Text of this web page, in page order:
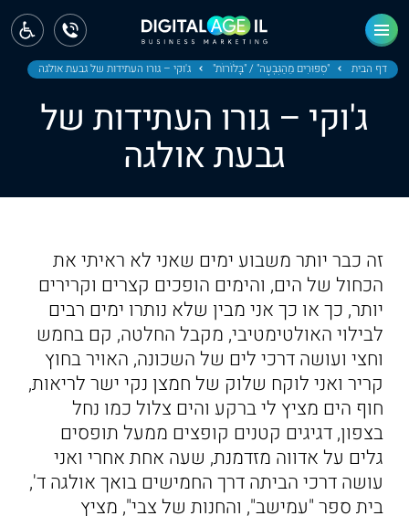
דף הבית "סִפּוּרִים מֵהַגִּבְעָה" / "בָּלֹוֹרוֹת" ג'וקי – גורו העתידות של גבעת אולגה
ג'וקי – גורו העתידות של
גבעת אולגה
זה כבר יותר משבוע ימים שאני לא ראיתי את
הכחול של הים, והימים הופכים קצרים וקרירים
יותר, כך או כך אני מבין שלא נותרו ימים רבים
לבילוי האולטימטיבי, מקבל החלטה, קם בחמש
וחצי ועושה דרכי לים של השכונה, האויר בחוץ
קריר ואני לוקח שלוק של חמצן נקי ישר לריאות,
חוף הים מציץ לי ברקע והים צלול כמו נחל
בצפון, דגיגים קטנים קופצים ממעל תופסים
גלים על אדווה מזדמנת, שעה אחת אחרי ואני
עושה דרכי הביתה דרך החמישים בואך אולגה ד',
בית ספר "עמישב", והחנות של צבי", מציץ
ראשי
חדשות
מחוז צפון
מחוז חיפה
מחוז מרכז
ירושלים
תל אביב